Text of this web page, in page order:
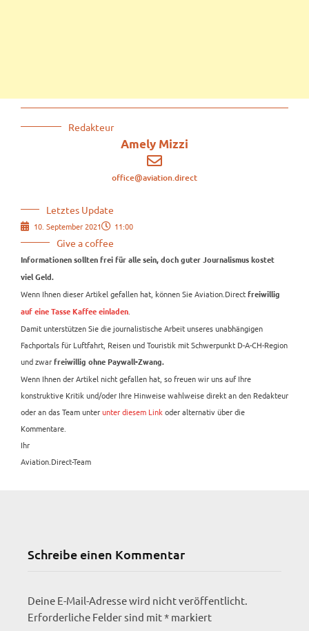
Redakteur
Amely Mizzi
office@aviation.direct
Letztes Update
10. September 2021 11:00
Give a coffee
Informationen sollten frei für alle sein, doch guter Journalismus kostet
viel Geld.
Wenn Ihnen dieser Artikel gefallen hat, können Sie Aviation.Direct freiwillig
auf eine Tasse Kaffee einladen
Damit unterstützen Sie die journalistische Arbeit unseres unabhängigen
Fachportals für Luftfahrt, Reisen und Touristik mit Schwerpunkt D-A-CH-Region
und zwar freiwillig ohne Paywall-Zwang.
Wenn Ihnen der Artikel nicht gefallen hat, so freuen wir uns auf Ihre
konstruktive Kritik und/oder Ihre Hinweise wahlweise direkt an den Redakteur
oder an das Team unterunter diesem Link oder alternativ über die
Kommentare.
Ihr
Aviation.Direct-Team
Schreibe einen Kommentar
Deine E-Mail-Adresse wird nicht veröffentlicht.
Erforderliche Felder sind mit* markiert